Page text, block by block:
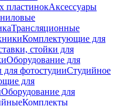
пластинокАксессуары
Трансляционные
Комплектующие для
стойки для
Оборудование для
фотостудииСтудийное
для
Оборудование для
Комплекты